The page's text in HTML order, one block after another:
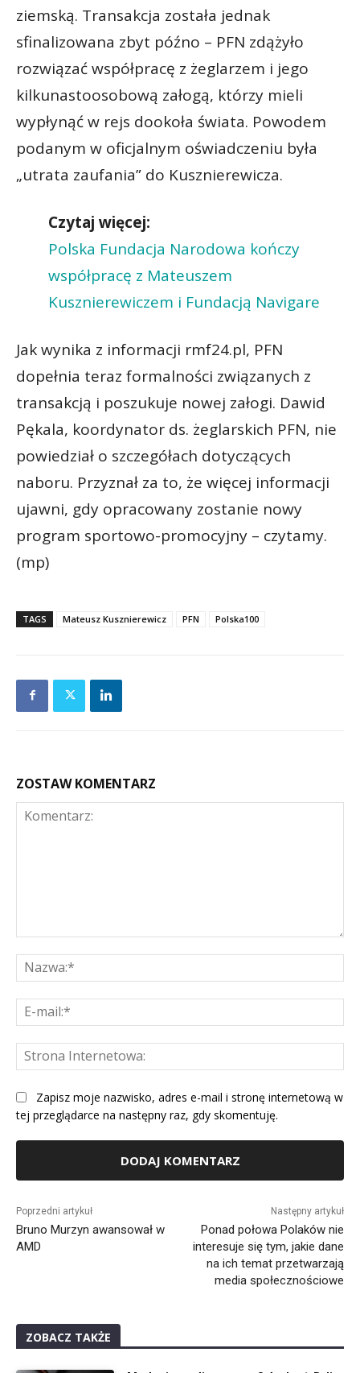
ziemską. Transakcja została jednak
sfinalizowana zbyt późno – PFN zdążyło
rozwiązać współpracę z żeglarzem i jego
kilkunastoosobową załogą, którzy mieli
wypłynąć w rejs dookoła świata. Powodem
podanym w oficjalnym oświadczeniu była
„utrata zaufania” do Kusznierewicza.
Czytaj więcej:
Polska Fundacja Narodowa kończy
współpracę z Mateuszem
Kusznierewiczem i Fundacją Navigare
Jak wynika z informacji rmf24.pl, PFN
dopełnia teraz formalności związanych z
transakcją i poszukuje nowej załogi. Dawid
Pękala, koordynator ds. żeglarskich PFN, nie
powiedział o szczegółach dotyczących
naboru. Przyznał za to, że więcej informacji
ujawni, gdy opracowany zostanie nowy
program sportowo-promocyjny – czytamy.
(mp)
TAGS Mateusz Kusznierewicz PFN Polska100
ZOSTAW KOMENTARZ
Zapisz moje nazwisko, adres e-mail i stronę internetową w
tej przeglądarce na następny raz, gdy skomentuję.
Poprzedni artykuł
Bruno Murzyn awansował w
AMD
Następny artykuł
Ponad połowa Polaków nie
interesuje się tym, jakie dane
na ich temat przetwarzają
media społecznościowe
ZOBACZ TAKŻE